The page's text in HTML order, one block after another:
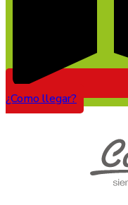
¿Como llegar?